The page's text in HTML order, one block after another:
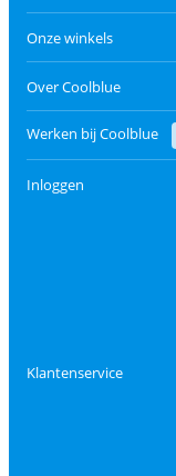
Onze winkels
Over Coolblue
Werken bij Coolblue
Inloggen
Klantenservice